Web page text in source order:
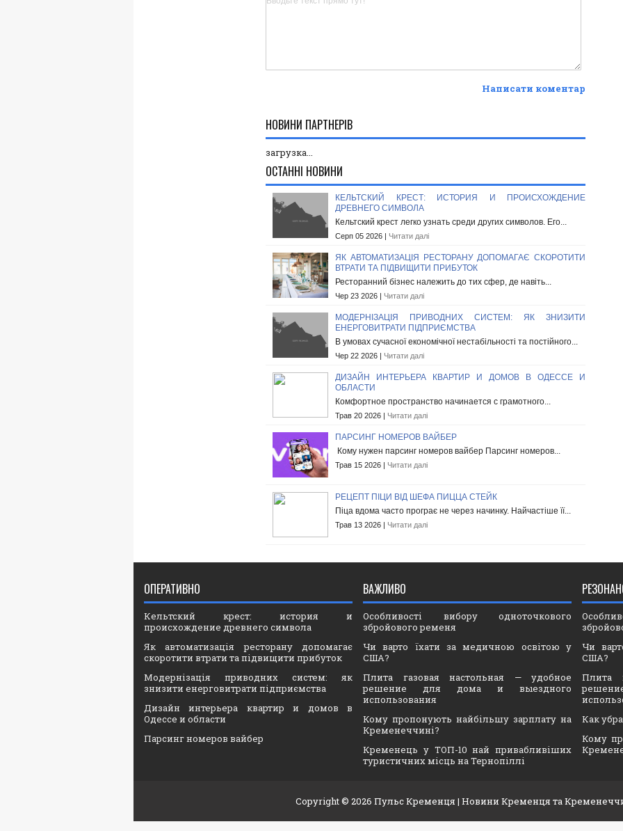
Написати коментар
НОВИНИ ПАРТНЕРІВ
загрузка...
ОСТАННІ НОВИНИ
КЕЛЬТСКИЙ КРЕСТ: ИСТОРИЯ И ПРОИСХОЖДЕНИЕ
ДРЕВНЕГО СИМВОЛА
Кельтский крест легко узнать среди других символов. Его...
Серп 05 2026 | Читати далі
ЯК АВТОМАТИЗАЦІЯ РЕСТОРАНУ ДОПОМАГАЄ СКОРОТИТИ
ВТРАТИ ТА ПІДВИЩИТИ ПРИБУТОК
Ресторанний бізнес належить до тих сфер, де навіть...
Чер 23 2026 | Читати далі
МОДЕРНІЗАЦІЯ ПРИВОДНИХ СИСТЕМ: ЯК ЗНИЗИТИ
ЕНЕРГОВИТРАТИ ПІДПРИЄМСТВА
В умовах сучасної економічної нестабільності та постійного...
Чер 22 2026 | Читати далі
ДИЗАЙН ИНТЕРЬЕРА КВАРТИР И ДОМОВ В ОДЕССЕ И
ОБЛАСТИ
Комфортное пространство начинается с грамотного...
Трав 20 2026 | Читати далі
ПАРСИНГ НОМЕРОВ ВАЙБЕР
Кому нужен парсинг номеров вайбер Парсинг номеров...
Трав 15 2026 | Читати далі
РЕЦЕПТ ПІЦИ ВІД ШЕФА ПИЦЦА СТЕЙК
Піца вдома часто програє не через начинку. Найчастіше її...
Трав 13 2026 | Читати далі
ОПЕРАТИВНО
Кельтский крест: история и
происхождение древнего символа
Як автоматизація ресторану допомагає
скоротити втрати та підвищити прибуток
Модернізація приводних систем: як
знизити енерговитрати підприємства
Дизайн интерьера квартир и домов в
Одессе и области
Парсинг номеров вайбер
ВАЖЛИВО
Особливості вибору одноточкового
збройового ременя
Чи варто їхати за медичною освітою у
США?
Плита газовая настольная — удобное
решение для дома и выездного
использования
Кому пропонують найбільшу зарплату на
Кременеччині?
Кременець у ТОП-10 най привабливіших
туристичних місць на Тернопіллі
Чи
США?
Плита
Как
Кому
Copyright © 2026 Пульс Кременця | Новини Кременця та